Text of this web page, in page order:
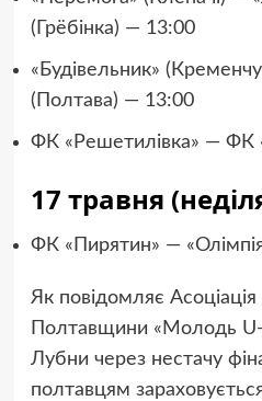
(Грёбінка) — 13:00
«Будівельник»
(Полтава) — 13:00
ФК «Решетилівка» — ФК
17 травня
ФК «Пирятин» —
Як повідомляє
Полтавщини «Молодь U-
Лубни через нестачу
полтавцям